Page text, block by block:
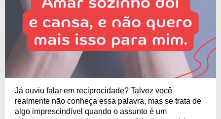
Já ouviu falar em reciprocidade? Talvez você
realmente não conheça essa palavra, mas se trata de
algo imprescindível quando o assunto é um